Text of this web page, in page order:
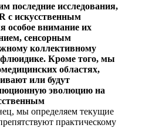
последние исследования,
с искусственным
особое внимание их
сенсорным
коллективному
Кроме того, мы
областях,
или будут
эволюцию на
мы определяем текущие
практическому